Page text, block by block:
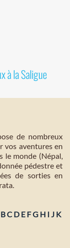
à la Saligue
de nombreux
vos aventures en
le monde (Népal,
pédestre et
de sorties en
BC D E FG H I J K